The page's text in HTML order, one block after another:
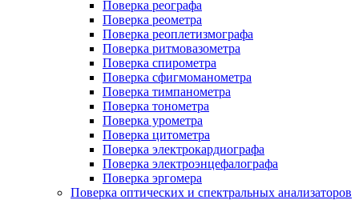
Поверка реографа
Поверка реометра
Поверка реоплетизмографа
Поверка ритмовазометра
Поверка спирометра
Поверка сфигмоманометра
Поверка тимпанометра
Поверка тонометра
Поверка урометра
Поверка цитометра
Поверка электрокардиографа
Поверка электроэнцефалографа
Поверка эргомера
Поверка оптических и спектральных анализаторов